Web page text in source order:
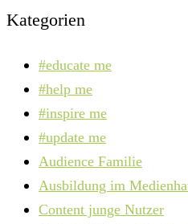
Kategorien
#educate me
#help me
#inspire me
#update me
Audience Familie
Ausbildung im
Content junge Nutzer